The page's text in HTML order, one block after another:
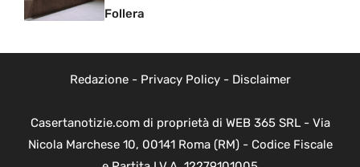
Follera
Redazione- Privacy Policy- Disclaimer
Casertanotizie.com di proprietà di WEB 365 SRL - Via
Nicola Marchese 10, 00141 Roma (RM) - Codice Fiscale